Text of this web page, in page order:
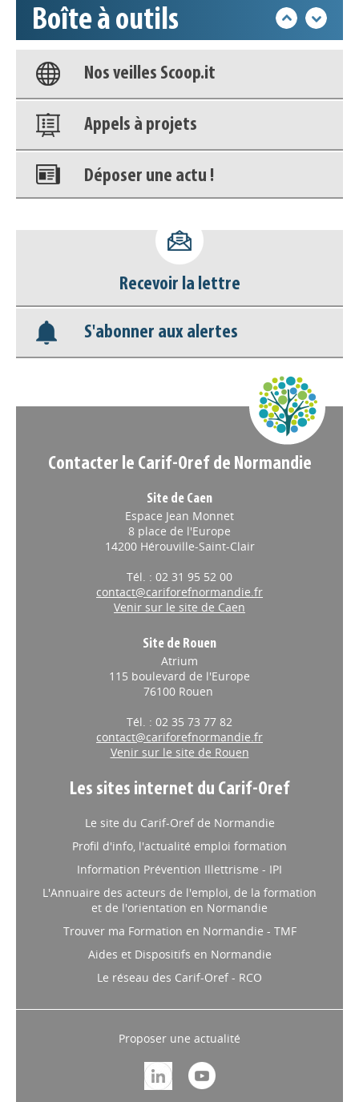
Boîte à outils
Base documentaire
Nos veilles Scoop.it
Appels à projets
Déposer une actu !
déconnecter)
Base documentaire
Nos veilles Scoop.it
Recevoir la lettre
S'abonner aux alertes
Contacter le Carif-Oref de Normandie
Site de Caen
Espace Jean Monnet
8 place de l'Europe
14200 Hérouville-Saint-Clair
Tél. : 02 31 95 52 00
contact@cariforefnormandie.fr
Venir sur le site de Caen
Site de Rouen
Atrium
115 boulevard de l'Europe
76100 Rouen
Tél. : 02 35 73 77 82
contact@cariforefnormandie.fr
Venir sur le site de Rouen
Les sites internet du Carif-Oref
Le site du Carif-Oref de Normandie
Profil d'info, l'actualité emploi formation
Information Prévention Illettrisme - IPI
L'Annuaire des acteurs de l'emploi, de la formation
et de l'orientation en Normandie
Trouver ma Formation en Normandie - TMF
Aides et Dispositifs en Normandie
Le réseau des Carif-Oref - RCO
Proposer une actualité